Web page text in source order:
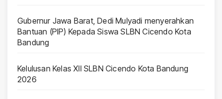
Gubernur Jawa Barat, Dedi Mulyadi menyerahkan
Bantuan (PIP) Kepada Siswa SLBN Cicendo Kota
Bandung
Kelulusan Kelas XII SLBN Cicendo Kota Bandung
2026